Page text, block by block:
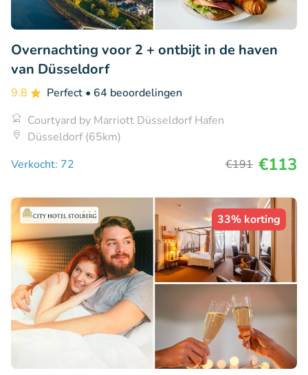
Overnachting voor 2 + ontbijt in de haven
van Düsseldorf
9.8 Perfect • 64 beoordelingen
Courtyard by Marriott Düsseldorf Hafen
Düsseldorf (65km)
Verkocht: 72
€191 €113
33% korting